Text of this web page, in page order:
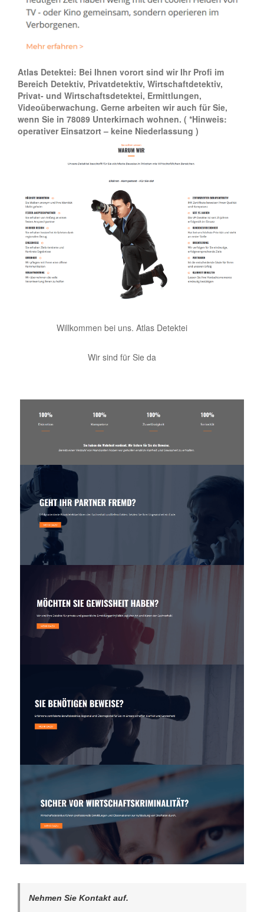
Atlas Detektei: Bei Ihnen vorort sind wir Ihr Profi im
Bereich Detektiv, Privatdetektiv, Wirtschaftdetektiv,
Privat- und Wirtschaftsdetektei, Ermittlungen,
Videoüberwachung. Gerne arbeiten wir auch für Sie,
wenn Sie in 78089 Unterkirnach wohnen. ( *Hinweis:
operativer Einsatzort – keine Niederlassung )
Willkommen bei uns. Atlas Detektei
Wir sind für Sie da
Nehmen Sie Kontakt auf.